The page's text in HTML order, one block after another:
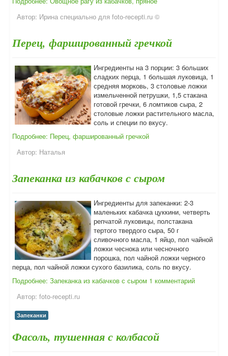
Автор: Ирина специально для foto-recepti.ru ©
Перец, фаршированный гречкой
Ингредиенты на 3 порции: 3 больших
сладких перца, 1 большая луковица, 1
средняя морковь, 3 столовые ложки
измельченной петрушки, 1,5 стакана
готовой гречки, 6 ломтиков сыра, 2
столовые ложки растительного масла,
соль и специи по вкусу.
Подробнее: Перец, фаршированный гречкой
Автор: Наталья
Запеканка из кабачков с сыром
Ингредиенты для запеканки: 2-3
маленьких кабачка цуккини, четверть
репчатой луковицы, полстакана
тертого твердого сыра, 50 г
сливочного масла, 1 яйцо, пол чайной
ложки чеснока или чесночного
порошка, пол чайной ложки черного
перца, пол чайной ложки сухого базилика, соль по вкусу.
Подробнее: Запеканка из кабачков с сыром 1 комментарий
Автор: foto-recepti.ru
Запеканки
Фасоль, тушенная с колбасой